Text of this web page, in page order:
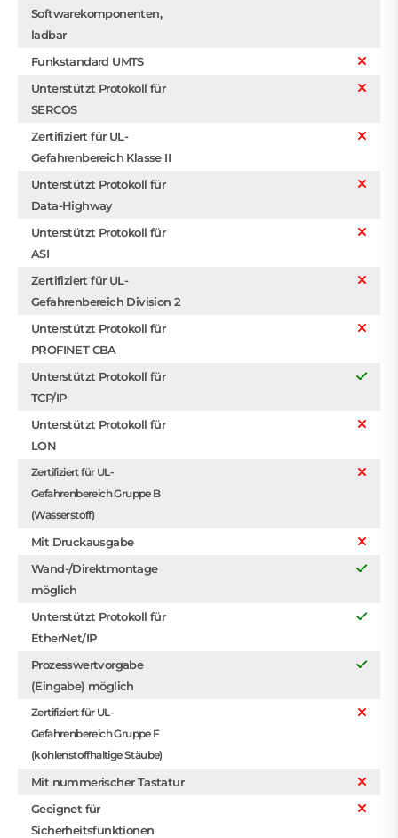
Softwarekomponenten,
ladbar
Funkstandard UMTS
Unterstützt Protokoll für
SERCOS
Zertifiziert für UL-
Gefahrenbereich Klasse II
Unterstützt Protokoll für
Data-Highway
Unterstützt Protokoll für
ASI
Zertifiziert für UL-
Gefahrenbereich Division 2
Unterstützt Protokoll für
PROFINET CBA
Unterstützt Protokoll für
TCP/IP
Unterstützt Protokoll für
LON
Zertifiziert für UL-
Gefahrenbereich Gruppe B
(Wasserstoff)
Mit Druckausgabe
Wand-/Direktmontage
möglich
Unterstützt Protokoll für
EtherNet/IP
Prozesswertvorgabe
(Eingabe) möglich
Zertifiziert für UL-
Gefahrenbereich Gruppe F
(kohlenstoffhaltige Stäube)
Mit nummerischer Tastatur
Geeignet für
Sicherheitsfunktionen